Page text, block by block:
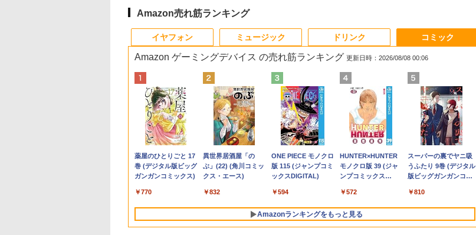
1
[訳アリ★格安] ノートパソコ
ン Windows11 15.6型 HP
250 G7 第七世代 Core-i3 メ
モリ8GB SSD128GB 15.6イ
ンチ 無線LAN テンキー
HDMI Webカメラ DVDマル
チ Bluetooth USB3.0 SDカ
ード ノートPC ノート 中古
パソコン 中古PC Win11
￥12,800
2
【中古】Apple MacBook
Air 13インチ
M1(CPU:8C/GPU:7C)
8GB/256GB シルバー
MGN93J/A (M1・2020)【EC
センター】保証期間1ヶ月
【ランクB】
￥68,980
3
【Z1TQ0001A】Apple
MacBook Neo (シトラス)
2026年 USキーボード搭載
CTOモデル (ベースモデル
￥119,800
4
【公式・メーカー直販・送料
無料】ノートパソコン office
付き 新品 軽量 薄型 HP
OmniBook 7 Aero 13-bg
13.3インチ Windows11
Copilot+PC AMD Ryzen AI5
340 16GB 512GB IPS 1年保
証 転送不可 (型番:
BF8H3PA/BF8H4PA)
￥139,990
1
ポイント10倍 送料無料 中古パソコン
Windows 11 Pro 64bit 搭載 DELL
OptiPlex シリーズ（7010等） Core i7
第3世代 3770 3.4G/メモリ
8G/HDD500GB/DVD-ROM/激安セール
￥19,800
2
＼11日まで限定価格／ゲーミングPC
セット 新品 RTX5060 Ryzen7 5700X
メモリ16GB SSD500GB Windows11
デスクトップPC モニター付き 23.8型
IPS 100Hz 1年保証 高性能 配信 動画編
集 eスポーツ 初心者 一式 ゲーミング
パソコン デスクトップパソコン
￥181,070
3
LENOVO レノボ ThinkStation
PGX(30KL0005JP)
￥961,000
1
PHILIPS 241V8 LED液
晶モニター 23.8インチ
ワイド ブラック
1920×1080 （フル
HD）16:9 IPSパネル
非光沢 ノングレア 液
晶ディスプレイ HDMI
VGA VESA準拠 PS4
switch 対応 スイッチ
￥6,500
2
【楽天1位!1,600円
OFFクーポン 8/4
20:00-8/11 01:59】
Xiaomi Monitor A24i
2026 ディスプレイ
1080P 23.8インチ
144Hzリフレッシュレ
ート sRGB99% 1670
万色 300nits ΔE＜1 低
TÜV認証 目にやさしい
調整可能なスタンド
￥12,580
3
ASUS エイスース 液
晶ディスプレイ Eye
Care ［23.8型 / フル
HD(1920×1080) / ワイ
￥13,800
4
アイオーデータ｜I-O
DATA 液晶ディスプレイ
(23.8型/ADS/FullHD
1920×1080/100Hz/5ms/HDMI/DP/USB
証・無輝点保証)(ホワイ
ト) LCD-C242SDW
Philips｜フィリップス
液晶ディスプレイ(23.8
型/IPS/WQHD
2560×1440/75Hz/1ms)
24E1N5600E/11
￥29,800
1
ギルティサークル
（21） 【電子書籍】[
山本やみー ]
￥792
2
片田舎のおっさん、剣
聖になる 11 〜ただ
の田舎の剣術師範だっ
たのに、大成した弟子
たちが俺を放ってくれ
ない件〜 【電子書籍】
[ 佐賀崎しげる ]
￥1,430
3
TACO直伝！ 知ってい
るだけで劇的に上達す
る 人体ドローイングの
コツ390 [ TACO（タ
￥2,420
4
ちいかわ なんか小さく
てかわいいやつ 1巻～7
巻 コミックセット【
新品 】ナガノ 講談社
いい 楽しい 切ない 描
きおろしエピソード
Twitter ツイッター X
エックス コミック ア
ギフト 贈り物 プレゼ
ント クリスマス
ROCKIN'ON JAPAN
(ロッキング・オン・ジ
ャパン) 2026年 10月号
￥1,080
Amazon売れ筋ランキング
イヤフォン
Anker Soundcore
P40i オフホワイト
Anker Soundcore
P31i ホワイト
￥5,990
Anker Soundcore
Liberty 5 ミッドナイ
トブラック
￥14,990
【2026年アップグレ
ード版】AOKIMI ワ
イヤレスイヤホン
V12 小型軽量 ブルー
トゥースHi-Fi 最大
36時間再生 ぶるーと
ゅーす コードレス
￥2,599
Xiaomi シャオミ
REDMI Buds 8 Lite ワ
イヤレスイヤホン
キャンセリング ANC
36時間再生
￥3,480
ミュージック
BRUCE WAYNE feat.
Flo Milli, ATL Jacob
[Explicit]
￥250
BRUCE WAYNE feat.
Flo Milli, ATL Jacob
[Explicit]
￥250
On My Road
(Stadium ver.)
￥250
On My Road
(Stadium ver.)
￥250
BUGS LIFE
￥250
ドリンク
【Amazon.co.jp限
定】 い・ろ・は・す
2L PET ラベルレス
￥1,112
by Amazon 天然水
ラベルレス 500ml
×24本 富士山の天然
ミネラルウォーター
ペットボトル 静岡県
産 500ミリリットル
(Smart Basic)
￥1,380
by Amazon 天然水
ラベルレス 2L×9本
￥1,117
by Amazon 炭酸水
ラベルレス 500ml
×24本 強炭酸水 ペッ
ットル (Smart
Basic)
￥1,625
コカ・コーラ やかんの
麦茶 from 爽健美茶 ラ
ベルレス
￥2,009
コミック
Amazon ゲーミングデバイス の売れ筋ランキング 更新日時：2026/08/08 00:06
薬屋のひとりごと 17
巻 (デジタル版ビッグ
ガンガンコミックス)
￥770
異世界居酒屋「の
ぶ」(22) (角川コミッ
クス・エース)
￥832
ONE PIECE モノクロ
版 115 (ジャンプコミ
ックスDIGITAL)
￥594
HUNTER×HUNTER
モノクロ版 39 (ジャ
ンプコミックス
￥572
スーパーの裏でヤニ吸
うふたり 9巻 (デジタル
版ビッグガンガンコミ
￥810
Amazonランキングをもっと見る